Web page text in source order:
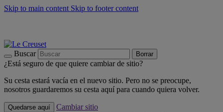
Skip to main content Skip to footer content
Buscar Borrar
¿Está seguro de que quiere cambiar de sitio?
Su cesta estará vacía en el nuevo sitio. Pero no se preocupe,
nosotros guardaremos su cesta aquí para cuando quiera volver.
Quedarse aquí
Cambiar sitio